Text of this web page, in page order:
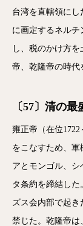
台湾を直轄領に
に画定するネルチ
し、税のかけ方
帝、乾隆帝の時代
〔57〕清の最
雍正帝（在位
をこなすため、
アとモンゴル、シ
タ条約を締結し
ズス会内部で起
禁じた。乾隆帝は